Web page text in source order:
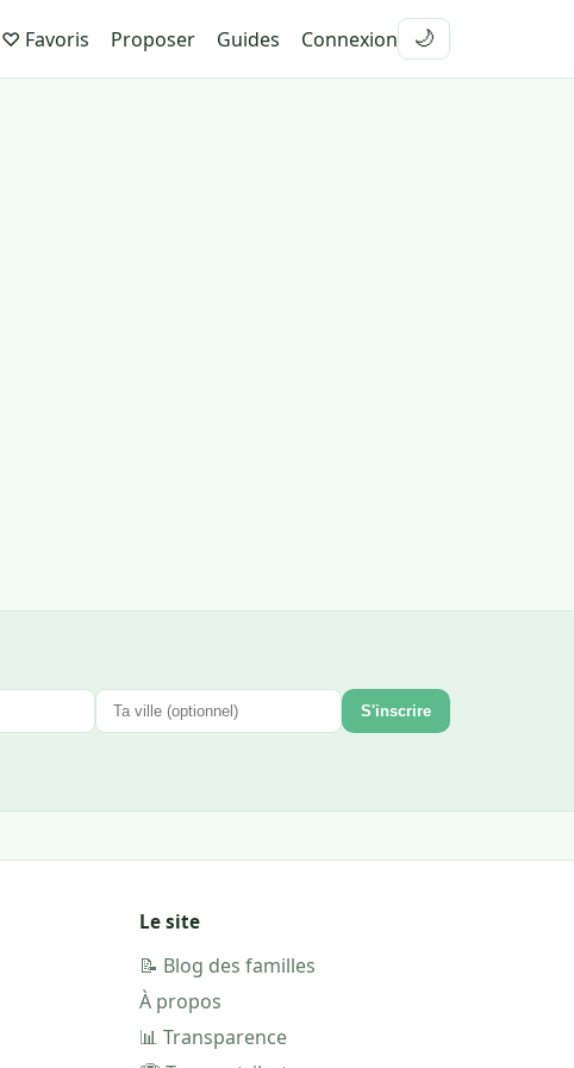
♡ Favoris Proposer Guides Connexion 🌙
S'inscrire
Le site
📝 Blog des familles
À propos
📊 Transparence